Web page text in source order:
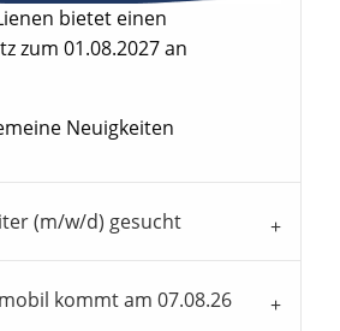
bietet einen
zum 01.08.2027 an
Neuigkeiten
(m/w/d) gesucht
kommt am 07.08.26